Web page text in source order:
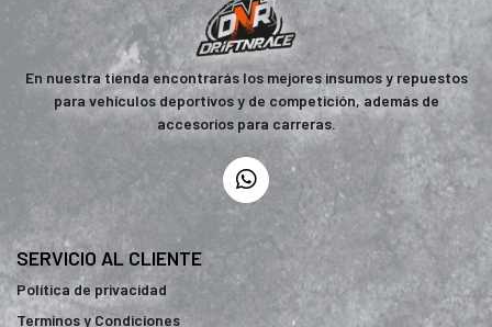
En nuestra tienda encontrarás los mejores insumos y repuestos
para vehículos deportivos y de competición, además de
accesorios para carreras.
SERVICIO AL CLIENTE
Política de privacidad
Terminos y Condiciones